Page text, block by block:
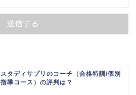
スタディサプリのコーチ（合格特訓/個別
指導コース）の評判は？